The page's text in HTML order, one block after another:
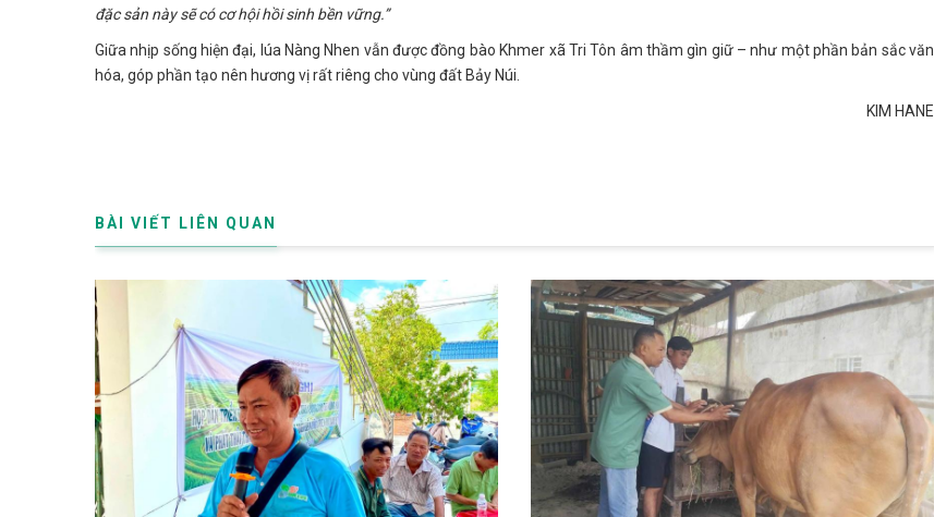
đặc sản này sẽ có cơ hội hồi sinh bền vững.”
Giữa nhịp sống hiện đại, lúa Nàng Nhen vẫn được đồng bào Khmer xã Tri Tôn âm thầm gìn giữ – như một phần bản sắc văn
hóa, góp phần tạo nên hương vị rất riêng cho vùng đất Bảy Núi.
KIM HANE
BÀI VIẾT LIÊN QUAN